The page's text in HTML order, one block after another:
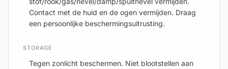
Contact met de huid en de ogen vermijden. Draag
een persoonlijke beschermingsuitrusting.
STORAGE
Tegen zonlicht beschermen. Niet blootstellen aan